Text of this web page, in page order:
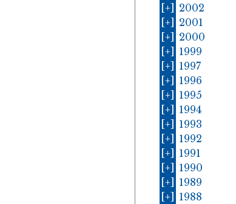
[+] 2002
[+] 2001
[+] 2000
[+] 1999
[+] 1997
[+] 1996
[+] 1995
[+] 1994
[+] 1993
[+] 1992
[+] 1991
[+] 1990
[+] 1989
[+] 1988